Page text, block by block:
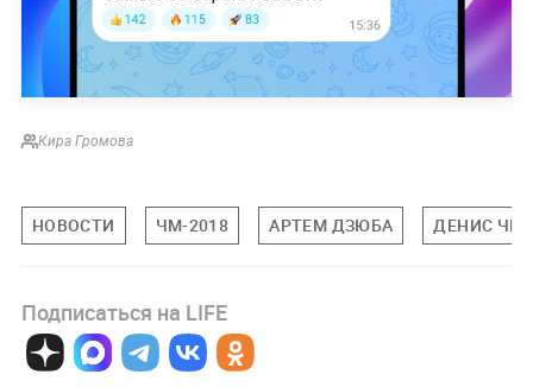
Кира Громова
НОВОСТИ ЧМ-2018 АРТЕМ ДЗЮБА ДЕНИС
Подписаться на LIFE